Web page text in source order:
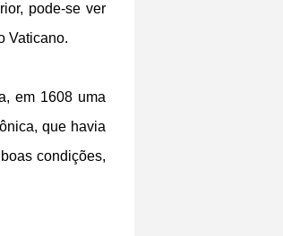
pode-se ver
Vaticano.
em 1608 uma
que havia
condições,